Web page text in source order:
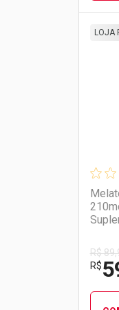
LOJA
R$
R$